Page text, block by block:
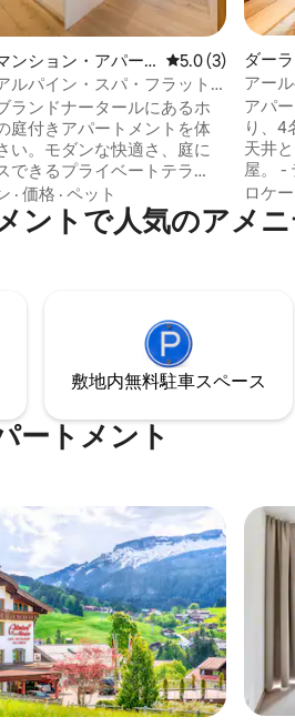
つ星の平均評価
ンション・アパー
レビュー3件、5
5.0 (3)
ルパイン・スパ・フラット
ョン
ランドナータールにあるホ
庭付きアパートメントを体
い。モダンな快適さ、庭に
できるプライベートテラ
の眺めをお楽しみくださ
ートメントには、オープン
リア、設備の整ったキッチ
ただけます。自然愛好家、
ハイカーに最適です。ホテ
きで、のんびり滞在するの
· 価格 · ペット
ダー
ート
アー
ト・
アパ
り、4
天井
屋。 -
きバ
-2ベッ
バス
ロケ
ントで人気のアメ
敷地内無料駐⁠車ス⁠ペ⁠ー⁠ス
ートメント